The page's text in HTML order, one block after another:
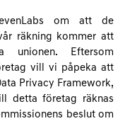
om att de
räkning kommer att
unionen. Eftersom
vill vi påpeka att
Privacy Framework,
detta företag räknas
beslut om